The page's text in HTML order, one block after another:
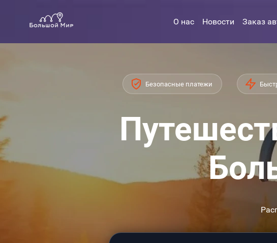
О нас Новости Заказ
Безопасные платежи